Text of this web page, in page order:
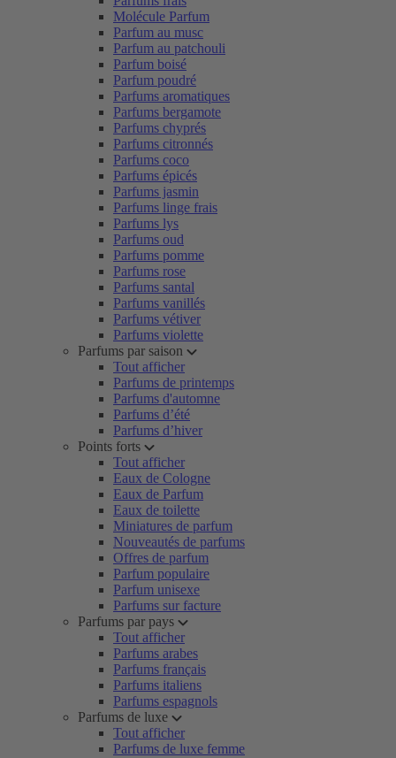
Molécule Parfum
Parfum au musc
Parfum au patchouli
Parfum boisé
Parfum poudré
Parfums aromatiques
Parfums bergamote
Parfums chyprés
Parfums citronnés
Parfums coco
Parfums épicés
Parfums jasmin
Parfums linge frais
Parfums lys
Parfums oud
Parfums pomme
Parfums rose
Parfums santal
Parfums vanillés
Parfums vétiver
Parfums violette
Parfums par saison
Tout afficher
Parfums de printemps
Parfums d'automne
Parfums d’été
Parfums d’hiver
Points forts
Tout afficher
Eaux de Cologne
Eaux de Parfum
Eaux de toilette
Miniatures de parfum
Nouveautés de parfums
Offres de parfum
Parfum populaire
Parfum unisexe
Parfums sur facture
Parfums par pays
Tout afficher
Parfums arabes
Parfums français
Parfums italiens
Parfums espagnols
Parfums de luxe
Tout afficher
Parfums de luxe femme